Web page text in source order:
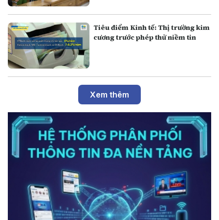
Tiêu điểm Kinh tế: Thị trường kim
cương trước phép thử niềm tin
Xem thêm